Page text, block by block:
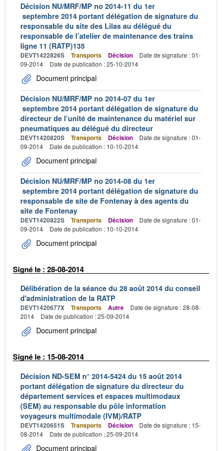
Décision NU/MRF/MP no 2014-11 du 1er
septembre 2014 portant délégation de signature du
responsable du site des Lilas au délégué du
responsable de l’atelier de maintenance des trains
ligne 11 (RATP)135
DEVT1422826S Transports Décision
Date de signature : 01-
09-2014
Date de publication : 25-10-2014
Document principal
Décision NU/MRF/MP no 2014-07 du 1er
septembre 2014 portant délégation de signature du
directeur de l’unité de maintenance du matériel sur
pneumatiques au délégué du directeur
DEVT1420820S Transports Décision
Date de signature : 01-
09-2014
Date de publication : 10-10-2014
Document principal
Décision NU/MRF/MP no 2014-08 du 1er
septembre 2014 portant délégation de signature du
responsable de site de Fontenay à des agents du
site de Fontenay
DEVT1420822S Transports Décision
Date de signature : 01-
09-2014
Date de publication : 10-10-2014
Document principal
Signé le : 28-08-2014
Délibération de la séance du 28 août 2014 du conseil
d'administration de la RATP
DEVT1420677X Transports Autre
Date de signature : 28-08-
2014
Date de publication : 25-09-2014
Document principal
Signé le : 15-08-2014
Décision ND-SEM n° 2014-5424 du 15 août 2014
portant délégation de signature du directeur du
département services et espaces multimodaux
(SEM) au responsable du pôle information
voyageurs multimodale (IVM)/RATP
DEVT1420651S Transports Décision
Date de signature : 15-
08-2014
Date de publication : 25-09-2014
Document principal